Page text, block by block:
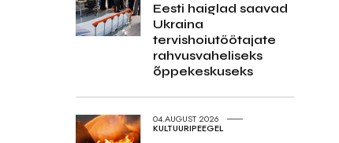
Eesti haiglad saavad
Ukraina
tervishoiutöötajate
rahvusvaheliseks
õppekeskuseks
04.AUGUST 2026
KULTUURIPEEGEL